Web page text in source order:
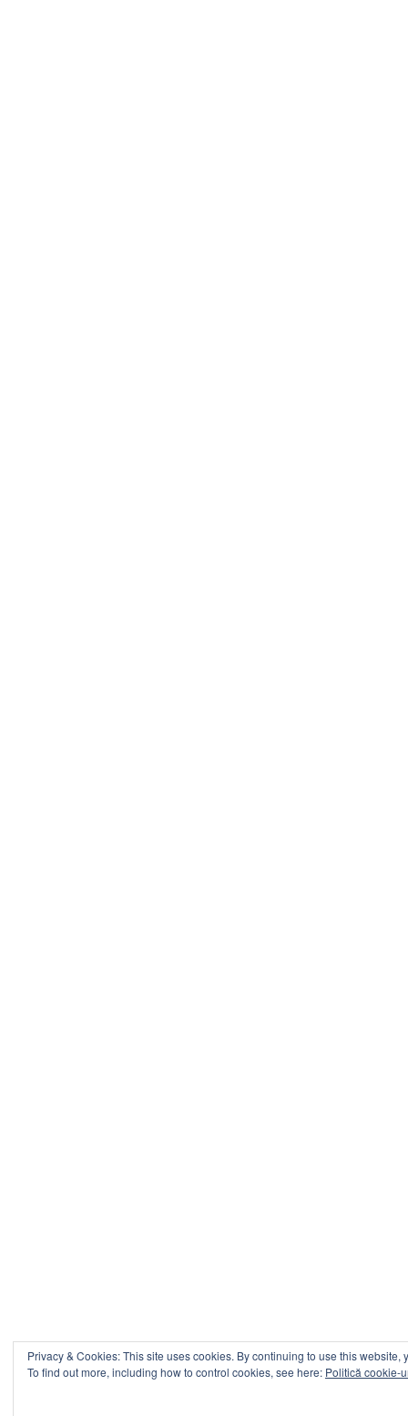
Privacy & Cookies: This site uses cookies. By continuing to use this website,
To find out more, including how to control cookies, see here: Politică cookie-